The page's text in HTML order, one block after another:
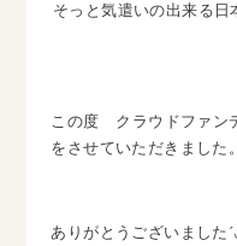
そっと気遣いの出来る
この度 クラウドファン
をさせていただきました。
ありがとうございました